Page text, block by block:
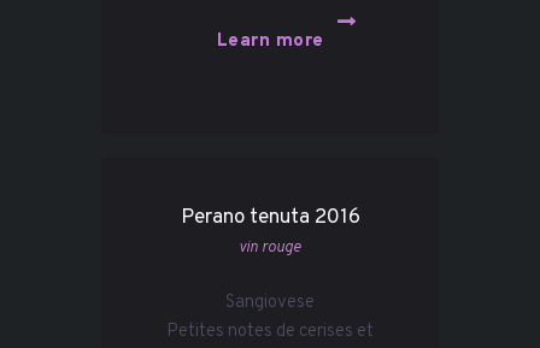
Learn more
Perano tenuta 2016
vin rouge
Sangiovese
Petites notes de cerises et